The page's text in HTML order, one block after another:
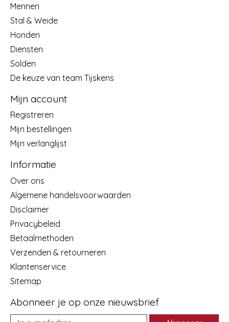
Mennen
Stal & Weide
Honden
Diensten
Solden
De keuze van team Tijskens
Mijn account
Registreren
Mijn bestellingen
Mijn verlanglijst
Informatie
Over ons
Algemene handelsvoorwaarden
Disclaimer
Privacybeleid
Betaalmethoden
Verzenden & retourneren
Klantenservice
Sitemap
Abonneer je op onze nieuwsbrief